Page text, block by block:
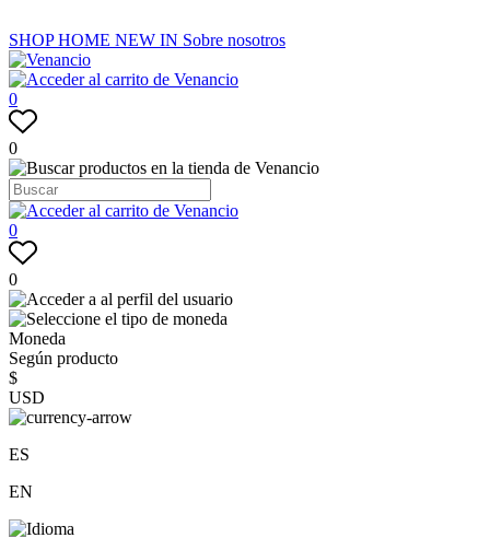
SHOPHOME NEW IN Sobre nosotros
0
0
0
0
Moneda
Según producto
$
USD
ES
EN